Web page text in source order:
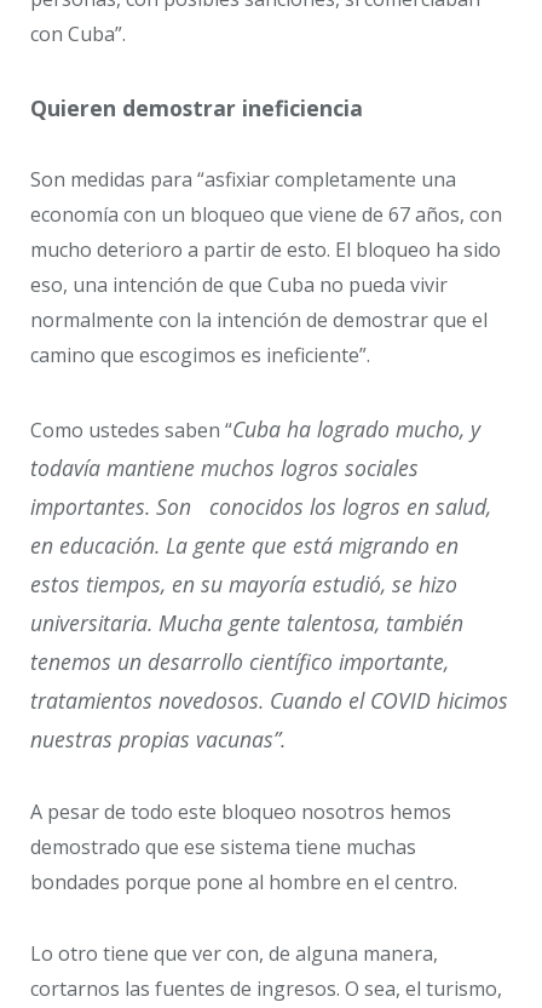
con Cuba”.
Quieren demostrar ineficiencia
Son medidas para “asfixiar completamente una
economía con un bloqueo que viene de 67 años, con
mucho deterioro a partir de esto. El bloqueo ha sido
eso, una intención de que Cuba no pueda vivir
normalmente con la intención de demostrar que el
camino que escogimos es ineficiente”.
Como ustedes saben “Cuba ha logrado mucho, y
todavía mantiene muchos logros sociales
importantes. Son conocidos los logros en salud,
en educación. La gente que está migrando en
estos tiempos, en su mayoría estudió, se hizo
universitaria. Mucha gente talentosa, también
tenemos un desarrollo científico importante,
tratamientos novedosos. Cuando el COVID hicimos
nuestras propias vacunas”.
A pesar de todo este bloqueo nosotros hemos
demostrado que ese sistema tiene muchas
bondades porque pone al hombre en el centro.
Lo otro tiene que ver con, de alguna manera,
cortarnos las fuentes de ingresos. O sea, el turismo,